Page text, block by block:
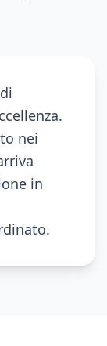
nei
in